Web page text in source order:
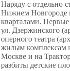
Наряду с отдельно
Нижнем Новгороде
кварталами.
ул. Дзержинского
оперного театра
жилым комплексам
Москве и на
разбиты детские